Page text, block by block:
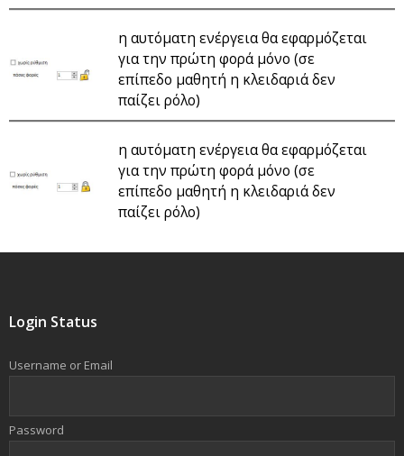
η αυτόματη ενέργεια θα εφαρμόζεται
για την πρώτη φορά μόνο (σε
επίπεδο μαθητή η κλειδαριά δεν
παίζει ρόλο)
η αυτόματη ενέργεια θα εφαρμόζεται
για την πρώτη φορά μόνο (σε
επίπεδο μαθητή η κλειδαριά δεν
παίζει ρόλο)
Login Status
Username or Email
Password